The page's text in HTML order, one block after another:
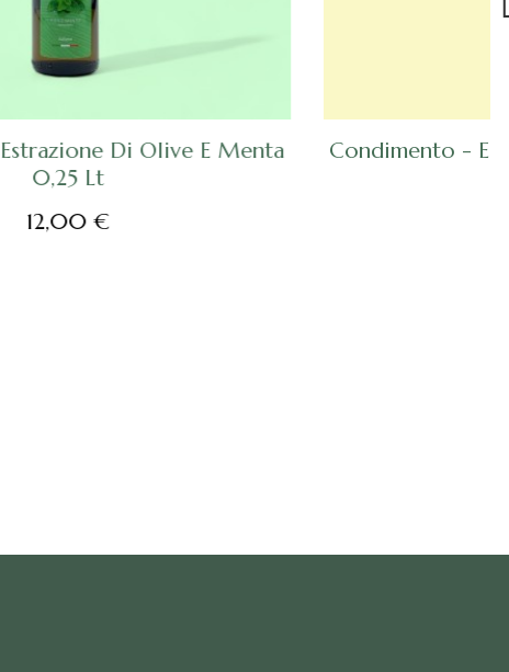
ACQUISTA
Condimento - Estrazione Di Olive E Limoni